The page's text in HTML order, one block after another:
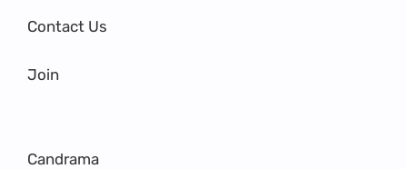
Contact Us
Join
Candrama